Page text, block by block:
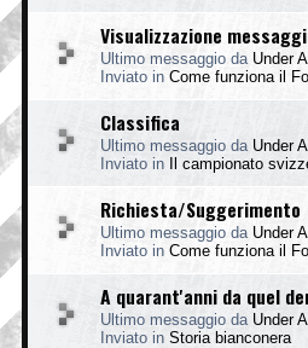
Visualizzazione
Ultimo messaggio da Under
Inviato in Come funziona il
Classifica
Ultimo messaggio da Under
Inviato in
Il campionato
Richiesta/Suggerimento
Ultimo messaggio da Under
Inviato in Come funziona il
A quarant'anni da quel
Ultimo messaggio da Under
Inviato in Storia bianconera